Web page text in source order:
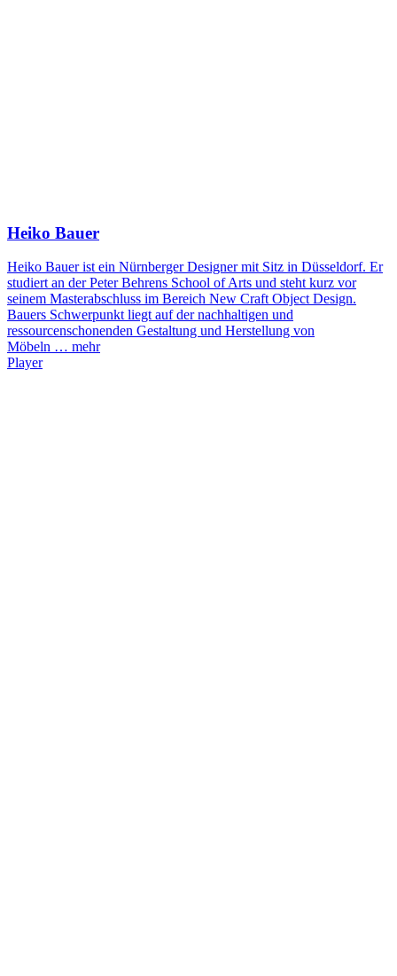
Heiko Bauer
Heiko Bauer ist ein Nürnberger Designer mit Sitz in Düsseldorf. Er
studiert an der Peter Behrens School of Arts und steht kurz vor
seinem Masterabschluss im Bereich New Craft Object Design.
Bauers Schwerpunkt liegt auf der nachhaltigen und
ressourcenschonenden Gestaltung und Herstellung von
Möbeln … mehr
Player